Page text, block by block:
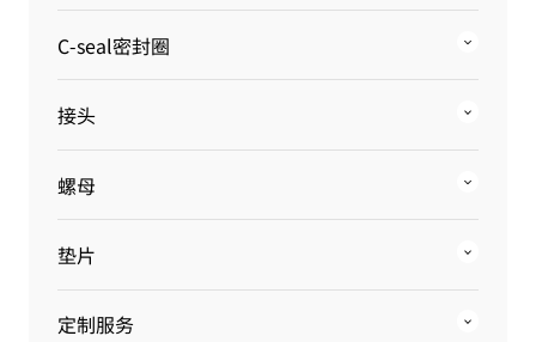
C-seal密封圈
接头
螺母
垫片
定制服务